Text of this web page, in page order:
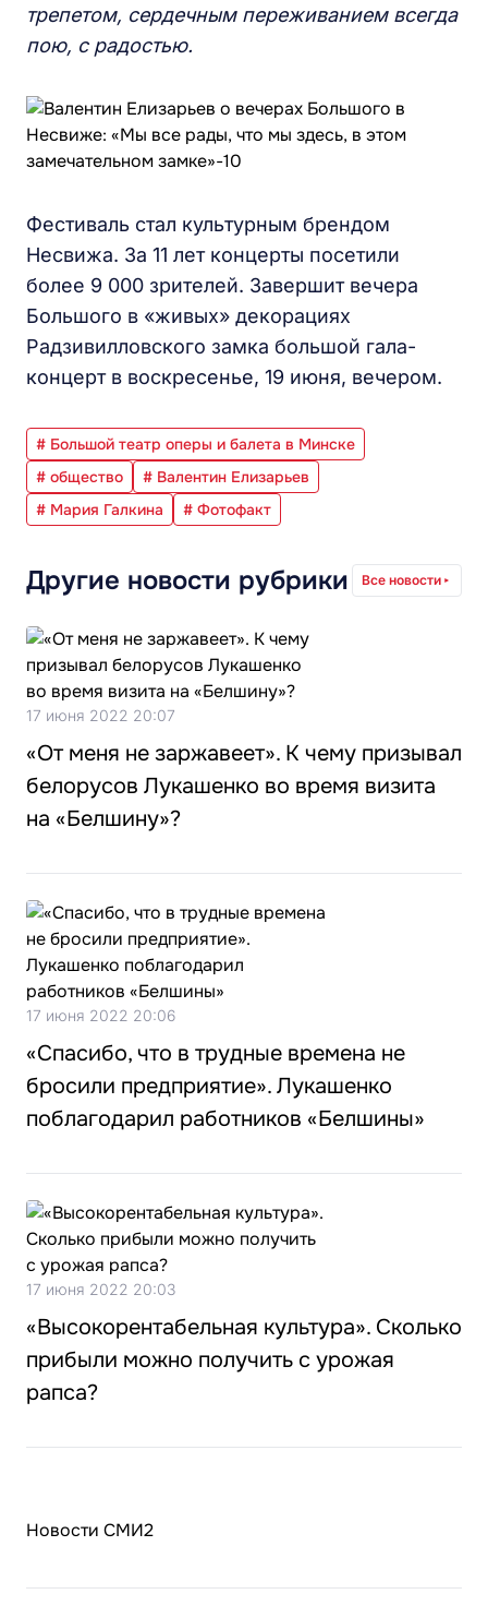
трепетом, сердечным переживанием всегда
пою, с радостью.
Фестиваль стал культурным брендом
Несвижа. За 11 лет концерты посетили
более 9 000 зрителей. Завершит вечера
Большого в «живых» декорациях
Радзивилловского замка большой гала-
концерт в воскресенье, 19 июня, вечером.
# Большой театр оперы и балета в Минске
# общество
# Валентин Елизарьев
# Мария Галкина
# Фотофакт
Другие новости рубрики Все новости
17 июня 2022 20:07
«От меня не заржавеет». К чему призывал
белорусов Лукашенко во время визита
на «Белшину»?
17 июня 2022 20:06
«Спасибо, что в трудные времена не
бросили предприятие». Лукашенко
поблагодарил работников «Белшины»
17 июня 2022 20:03
«Высокорентабельная культура». Сколько
прибыли можно получить с урожая
рапса?
Новости СМИ2